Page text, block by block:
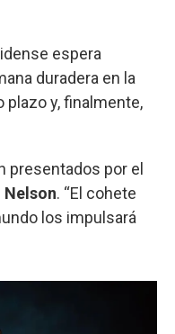
espera
duradera en la
plazo y, finalmente,
presentados por el
Nelson. “El cohete
los impulsará